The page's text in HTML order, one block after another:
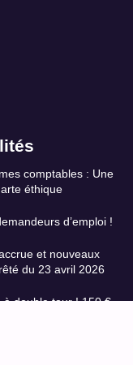
comptables : Une
éthique
d’emploi !
et nouveaux
du 23 avril 2026
à double tour ! 150 €